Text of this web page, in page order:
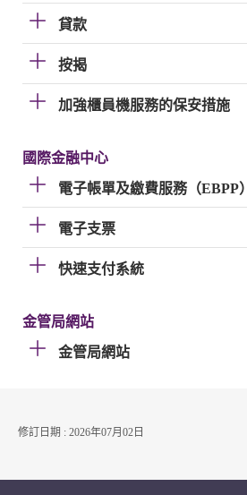
貸款
按揭
加強櫃員機服務的保安措施
國際金融中心
電子帳單及繳費服務（EBPP）
電子支票
快速支付系統
金管局網站
金管局網站
修訂日期 : 2026年07月02日